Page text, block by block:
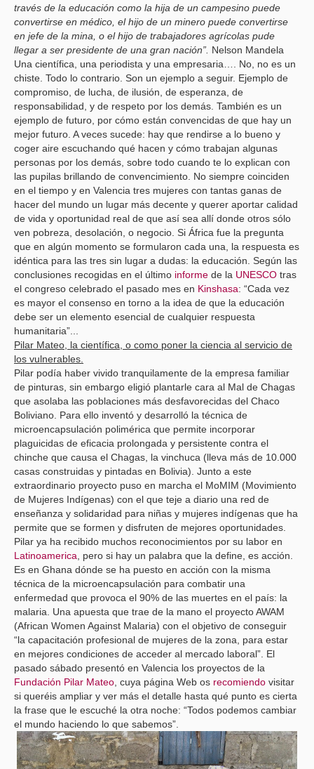
través de la educación como la hija de un campesino puede
convertirse en médico, el hijo de un minero puede convertirse
en jefe de la mina, o el hijo de trabajadores agrícolas pude
llegar a ser presidente de una gran nación”. Nelson Mandela
Una científica, una periodista y una empresaria…. No, no es un
chiste. Todo lo contrario. Son un ejemplo a seguir. Ejemplo de
compromiso, de lucha, de ilusión, de esperanza, de
responsabilidad, y de respeto por los demás. También es un
ejemplo de futuro, por cómo están convencidas de que hay un
mejor futuro. A veces sucede: hay que rendirse a lo bueno y
coger aire escuchando qué hacen y cómo trabajan algunas
personas por los demás, sobre todo cuando te lo explican con
las pupilas brillando de convencimiento. No siempre coinciden
en el tiempo y en Valencia tres mujeres con tantas ganas de
hacer del mundo un lugar más decente y querer aportar calidad
de vida y oportunidad real de que así sea allí donde otros sólo
ven pobreza, desolación, o negocio. Si África fue la pregunta
que en algún momento se formularon cada una, la respuesta es
idéntica para las tres sin lugar a dudas: la educación. Según las
conclusiones recogidas en el último informe de la UNESCO tras
el congreso celebrado el pasado mes en Kinshasa: “Cada vez
es mayor el consenso en torno a la idea de que la educación
debe ser un elemento esencial de cualquier respuesta
humanitaria”...
Pilar Mateo, la científica, o como poner la ciencia al servicio de
los vulnerables.
Pilar podía haber vivido tranquilamente de la empresa familiar
de pinturas, sin embargo eligió plantarle cara al Mal de Chagas
que asolaba las poblaciones más desfavorecidas del Chaco
Boliviano. Para ello inventó y desarrolló la técnica de
microencapsulación polimérica que permite incorporar
plaguicidas de eficacia prolongada y persistente contra el
chinche que causa el Chagas, la vinchuca (lleva más de 10.000
casas construidas y pintadas en Bolivia). Junto a este
extraordinario proyecto puso en marcha el MoMIM (Movimiento
de Mujeres Indígenas) con el que teje a diario una red de
enseñanza y solidaridad para niñas y mujeres indígenas que ha
permite que se formen y disfruten de mejores oportunidades.
Pilar ya ha recibido muchos reconocimientos por su labor en
Latinoamerica , pero si hay un palabra que la define, es acción.
Es en Ghana dónde se ha puesto en acción con la misma
técnica de la microencapsulación para combatir una
enfermedad que provoca el 90% de las muertes en el país: la
malaria. Una apuesta que trae de la mano el proyecto AWAM
(African Women Against Malaria) con el objetivo de conseguir
“la capacitación profesional de mujeres de la zona, para estar
en mejores condiciones de acceder al mercado laboral”. El
pasado sábado presentó en Valencia los proyectos de la
Fundación Pilar Mateo , cuya página Web os recomiendo visitar
si queréis ampliar y ver más el detalle hasta qué punto es cierta
la frase que le escuché la otra noche: “Todos podemos cambiar
el mundo haciendo lo que sabemos”.